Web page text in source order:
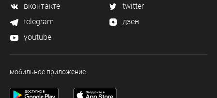
вконтакте
twitter
telegram
дзен
youtube
мобильное приложение